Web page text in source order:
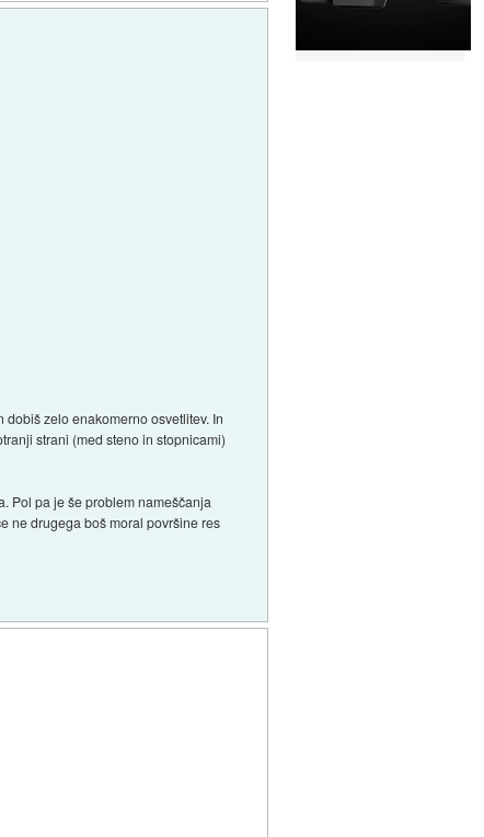
zelo enakomerno osvetlitev. In
strani (med steno in stopnicami)
Pol pa je še problem nameščanja
ne drugega boš moral površine res